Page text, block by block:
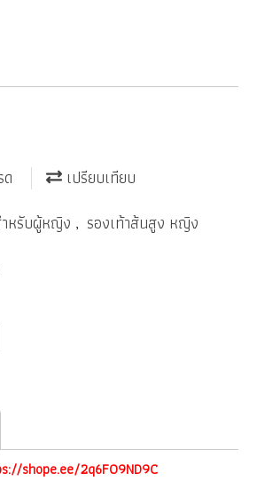
เปรียบเทียบ
ำหรับผู้หญิง , รองเท้าส้นสูง หญิง
shope.ee/2q6FO9ND9C